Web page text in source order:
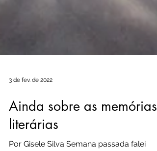
Ainda sobre as memórias
literárias